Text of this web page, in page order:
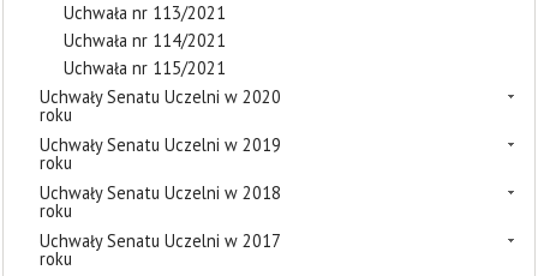
Uchwała nr 113/2021
Uchwała nr 114/2021
Uchwała nr 115/2021
Uchwały Senatu Uczelni w 2020
roku
Uchwały Senatu Uczelni w 2019
roku
Uchwały Senatu Uczelni w 2018
roku
Uchwały Senatu Uczelni w 2017
roku